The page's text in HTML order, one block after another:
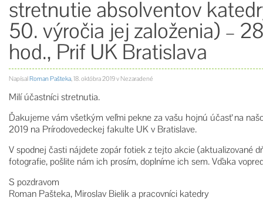
stretnutie absolventov
50. výročia jej založenia) –
hod., Prif UK Bratislava
NapísalRoman Pašteka,18. októbra 2019v Nezaradené
Milí účastníci stretnutia.
Ďakujeme vám všetkým veľmi pekne za vašu hojnú účasť na
2019 na Prírodovedeckej fakulte UK v Bratislave.
V spodnej časti nájdete zopár fotiek z tejto akcie (aktualizované
fotografie, pošlite nám ich prosím, doplníme ich sem. Vďaka
S pozdravom
Roman Pašteka, Miroslav Bielik a pracovníci katedry